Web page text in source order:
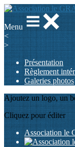
Menu
<
>
Présentation
Règlement
Galeries photos
Ajoutez un logo, un
Cliquez pour éditer
Association le